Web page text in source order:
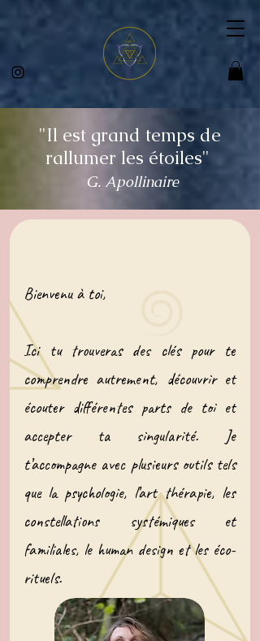
"Il est grand temps de
rallumer les étoiles"
G. Apollinaire
Bienvenu à toi,
Ici tu trouveras des clés pour te
comprendre autrement, découvrir et
écouter différentes parts de toi et
accepter ta singularité. Je
t’accompagne avec plusieurs outils tels
que la psychologie, l’art thérapie, les
constellations systémiques et
familiales, le human design et les éco-
rituels.